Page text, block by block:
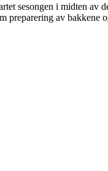
sesongen i midten av
preparering av